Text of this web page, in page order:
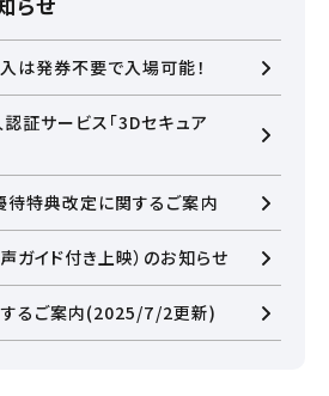
は発券不要で入場可能！
証サービス「3Dセキュア
待特典改定に関するご案内
ガイド付き上映）のお知らせ
るご案内(2025/7/2更新)